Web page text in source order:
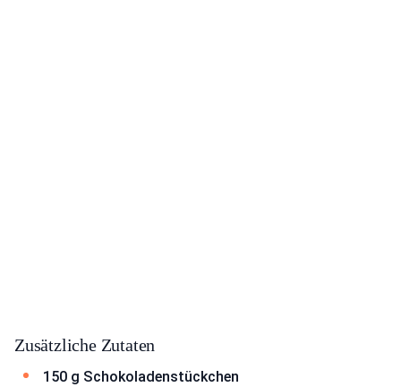
Zusätzliche Zutaten
150 g Schokoladenstückchen